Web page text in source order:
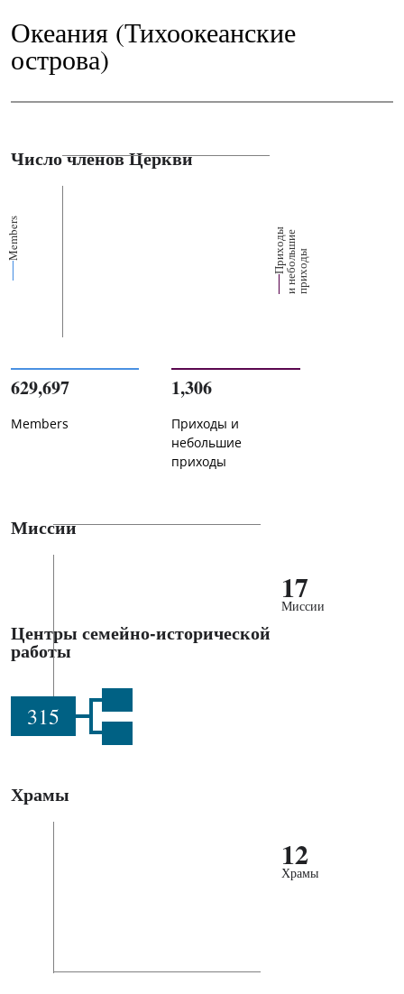
Океания (Тихоокеанские
острова)
Число членов Церкви
Members П
р
их
о
д
ы
и
н
е
б
о
ль
ш
ие
п
р
и
х
о
ды
629,697
Members
1,306
Приходы и
небольшие
приходы
Миссии
17
Миссии
Центры семейно-исторической
работы
315
Храмы
12
Храмы